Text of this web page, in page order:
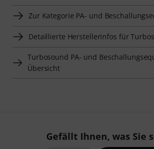
Zur Kategorie PA- und
Detaillierte Herstellerinfos für
Turbosound PA- und
Übersicht
Gefällt Ihnen, was Sie